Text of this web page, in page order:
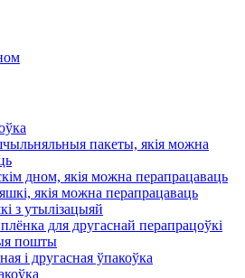
пакеты, якія можна
дном, якія можна перапрацаваць
якія можна перапрацаваць
з утылізацыяй
для другаснай перапрацоўкі
пошты
і другасная ўпакоўка